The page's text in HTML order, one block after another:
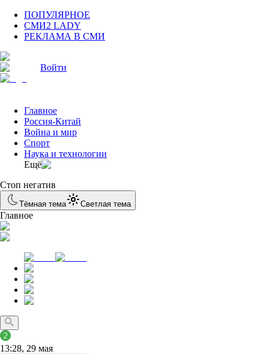
ПОПУЛЯРНОЕ
СМИ2 LADY
РЕКЛАМА В СМИ
Войти
Главное
Россия-Китай
Война и мир
Спорт
Наука и технологии
Eщё
Стоп негатив
Тёмная тема Светлая тема
Главное
13:28, 29 мая